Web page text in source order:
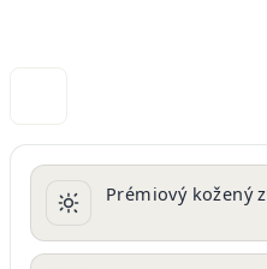
Prémiový kožený